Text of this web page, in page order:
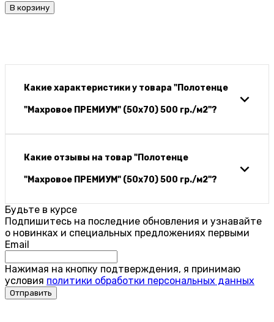
В корзину
Какие характеристики у товара "Полотенце
"Махровое ПРЕМИУМ" (50х70) 500 гр./м2"?
Какие отзывы на товар "Полотенце
"Махровое ПРЕМИУМ" (50х70) 500 гр./м2"?
Будьте в курсе
Подпишитесь на последние обновления и узнавайте
о новинках и специальных предложениях первыми
Email
Нажимая на кнопку подтверждения, я принимаю
условия политики обработки персональных данных